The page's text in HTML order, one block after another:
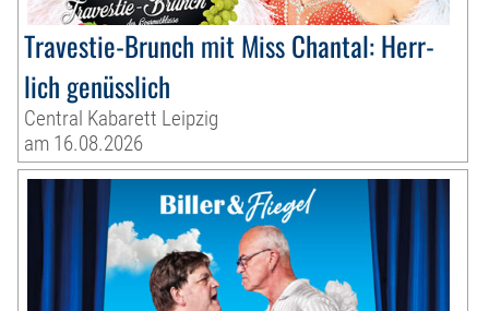
Travestie-Brunch mit Miss Chantal: Herr-
lich genüsslich
Central Kabarett Leipzig
am 16.08.2026